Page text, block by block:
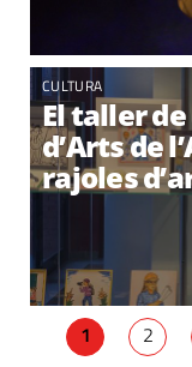
CULTURA
El taller de
d’Arts de
rajoles
1 2